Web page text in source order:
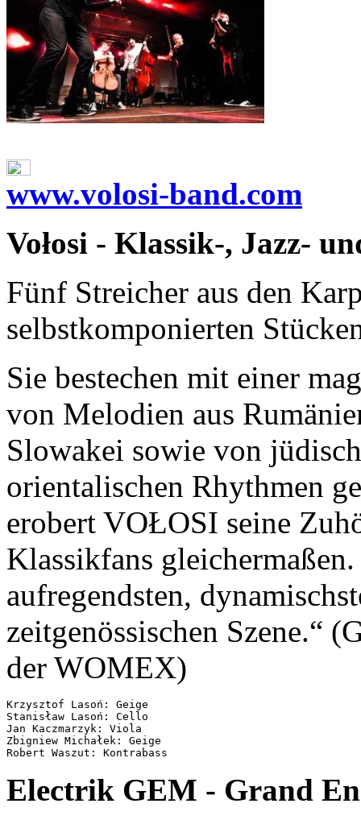
www.volosi-band.com
Vołosi - Klassik-, Jazz-
Fünf Streicher aus den
selbstkomponierten
Sie bestechen mit einer
von Melodien aus
Slowakei sowie von
orientalischen Rhythmen
erobert VOŁOSI seine
Klassikfans
aufregendsten,
zeitgenössischen Szene.“
der WOMEX)
Krzysztof Lasoń: Geige
Stanisław Lasoń: Cello
Jan Kaczmarzyk: Viola
Zbigniew Michałek: Geige
Electrik GEM - Grand